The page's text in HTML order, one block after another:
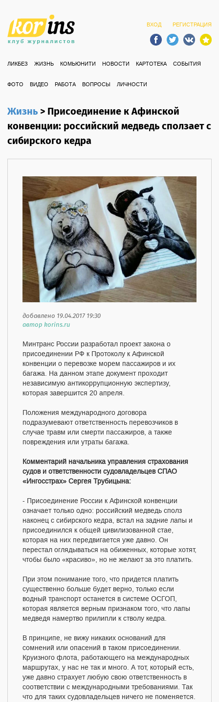
ВХОД РЕГИСТРАЦИЯ
ЛИКБЕЗ ЖИЗНЬ КОМЬЮНИТИ НОВОСТИ КАРТОТЕКА СОБЫТИЯ
ФОТО ВИДЕО РАБОТА ВОПРОСЫ ЛИЧНОСТИ
Жизнь>Присоединение к Афинской
конвенции: российский медведь сползает с
сибирского кедра
добавлено 19.04.2017 19:30
автор korins.ru
Минтранс России разработал проект закона о
присоединении РФ к Протоколу к Афинской
конвенции о перевозке морем пассажиров и их
багажа. На данном этапе документ проходит
независимую антикоррупционную экспертизу,
которая завершится 20 апреля.
Положения международного договора
подразумевают ответственность перевозчиков в
случае травм или смерти пассажиров, а также
повреждения или утраты багажа.
Комментарий начальника управления страхования
судов и ответственности судовладельцев СПАО
«Ингосстрах» Сергея Трубицына:
- Присоединение России к Афинской конвенции
означает только одно: российский медведь сполз
наконец с сибирского кедра, встал на задние лапы и
присоединился к общей цивилизованной стае,
которая на них передвигается уже давно. Он
перестал оглядываться на обиженных, которые хотят,
чтобы было «красиво», но не желают за это платить.
При этом понимание того, что придется платить
существенно больше будет верно, только если
водный транспорт останется в системе ОСГОП,
которая является верным признаком того, что лапы
медведя намертво прилипли к стволу кедра.
В принципе, не вижу никаких оснований для
сомнений или опасений в таком присоединении.
Круизного флота, работающего на международных
маршрутах, у нас не так и много. А тот, который есть,
уже давно страхует любую свою ответственность в
соответствии с международными требованиями. Так
что для таких судовладельцев ничего не поменяется.